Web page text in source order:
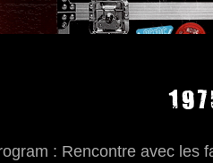
: Rencontre avec les